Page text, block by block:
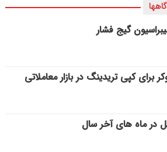
گیج فشار
برای کپی‌ تریدینگ در بازار معاملاتی
در ماه های آخر سال